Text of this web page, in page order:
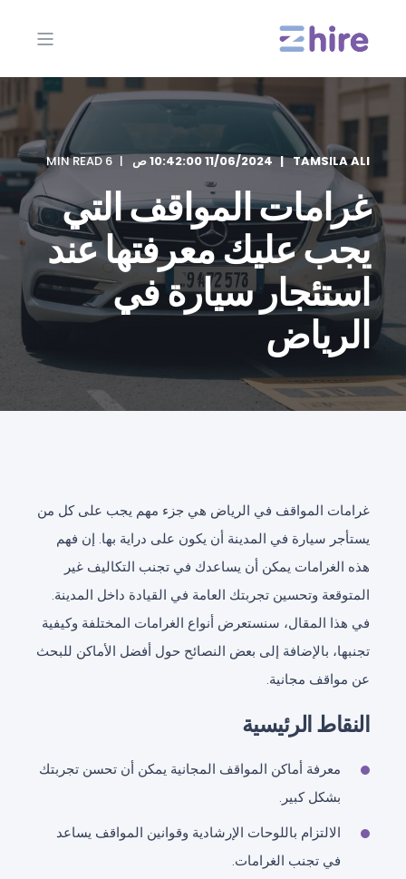
TAMSILA ALI 11/06/2024 10:42:00 ص 6 MIN READ
غرامات المواقف التي
يجب عليك معرفتها عند
استئجار سيارة في
الرياض
غرامات المواقف في الرياض هي جزء مهم يجب على كل من
يستأجر سيارة في المدينة أن يكون على دراية بها. إن فهم
هذه الغرامات يمكن أن يساعدك في تجنب التكاليف غير
المتوقعة وتحسين تجربتك العامة في القيادة داخل المدينة.
في هذا المقال، سنستعرض أنواع الغرامات المختلفة وكيفية
تجنبها، بالإضافة إلى بعض النصائح حول أفضل الأماكن للبحث
عن مواقف مجانية.
النقاط الرئيسية
معرفة أماكن المواقف المجانية يمكن أن تحسن تجربتك
بشكل كبير.
الالتزام باللوحات الإرشادية وقوانين المواقف يساعد
في تجنب الغرامات.